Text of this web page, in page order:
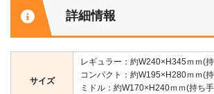
詳細情報
サイズ
レギュラー：約W240×H345ｍｍ(
コンパクト：約W195×H280ｍｍ(
ミドル：約W170×H240ｍｍ(持ち手